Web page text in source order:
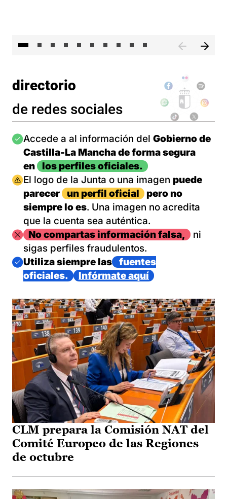
directorio
de redes sociales
Imagen
Accede a al información del Gobierno de
Castilla-La Mancha de forma segura
en
los perfiles oficiales.
Imagen
El logo de la Junta o una imagen puede
parecer
un perfil oficial
pero no
siempre lo es. Una imagen no acredita
que la cuenta sea auténtica.
ImagenNo compartas información falsa,
ni
sigas perfiles fraudulentos.
Imagen
Utiliza siempre las
fuentes
oficiales.
Infórmate aquí
CLM prepara la Comisión NAT del
Comité Europeo de las Regiones
de octubre